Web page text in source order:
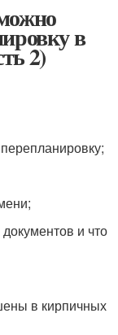
в
2)
и что
в кирпичных